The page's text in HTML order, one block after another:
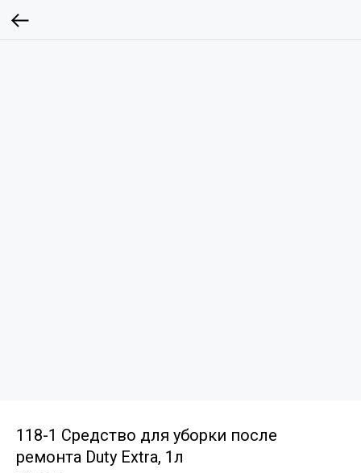
118-1 Средство для уборки после
ремонта Duty Extra, 1л